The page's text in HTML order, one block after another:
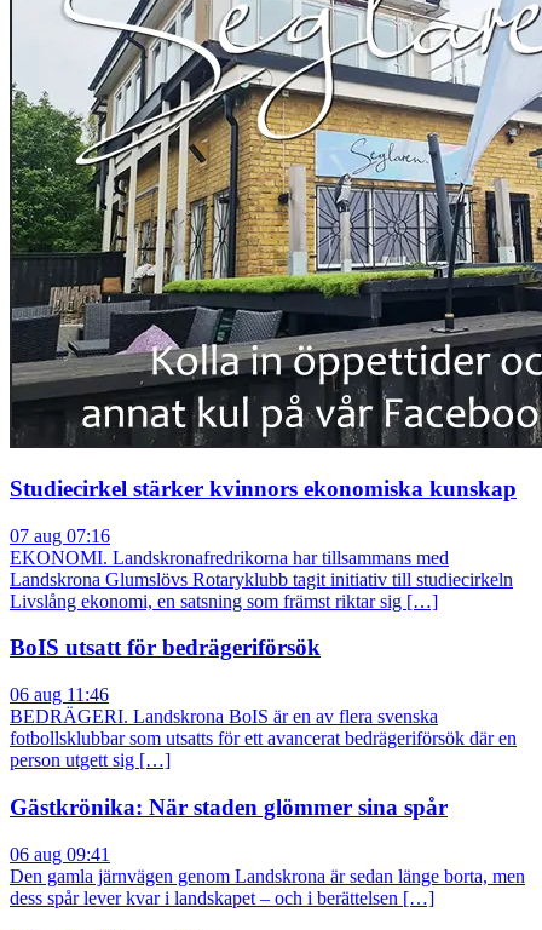
Studiecirkel stärker kvinnors ekonomiska kunskap
07 aug 07:16
EKONOMI. Landskronafredrikorna har tillsammans med
Landskrona Glumslövs Rotaryklubb tagit initiativ till studiecirkeln
Livslång ekonomi, en satsning som främst riktar sig […]
BoIS utsatt för bedrägeriförsök
06 aug 11:46
BEDRÄGERI. Landskrona BoIS är en av flera svenska
fotbollsklubbar som utsatts för ett avancerat bedrägeriförsök där en
person utgett sig […]
Gästkrönika: När staden glömmer sina spår
06 aug 09:41
Den gamla järnvägen genom Landskrona är sedan länge borta, men
dess spår lever kvar i landskapet – och i berättelsen […]